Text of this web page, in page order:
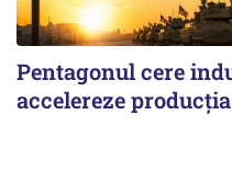
Pentagonul cere
accelereze